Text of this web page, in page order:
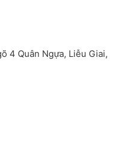
4 Quân Ngựa, Liễu Giai,